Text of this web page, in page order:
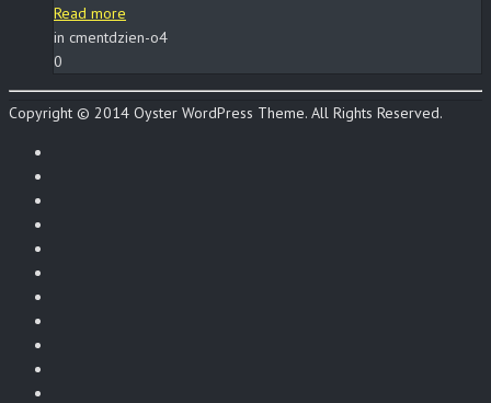
Read more
in cmentdzien-o4
0
Copyright © 2014 Oyster WordPress Theme. All Rights Reserved.